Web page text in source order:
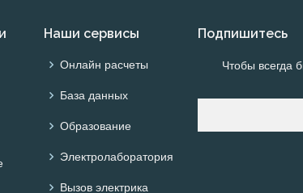
Наши сервисы
Онлайн расчеты
База данных
Образование
Электролаборатория
Вызов электрика
Подпишитесь
Чтобы всегда